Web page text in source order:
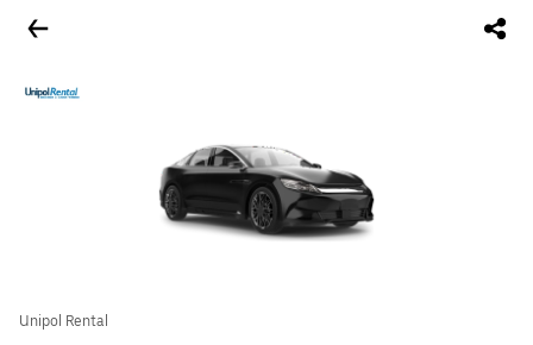
Unipol Rental